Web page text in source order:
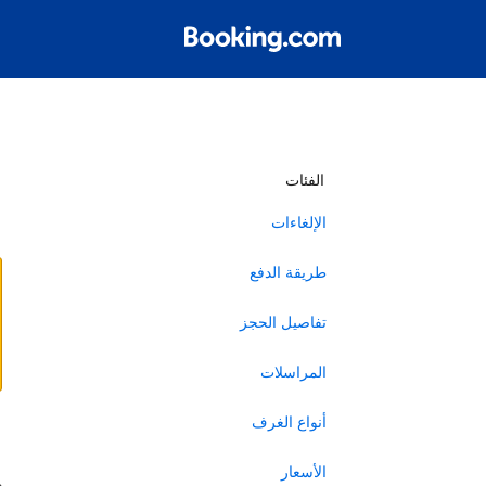
الفئات
الإلغاءات
طريقة الدفع
تفاصيل الحجز
المراسلات
أنواع الغرف
الأسعار